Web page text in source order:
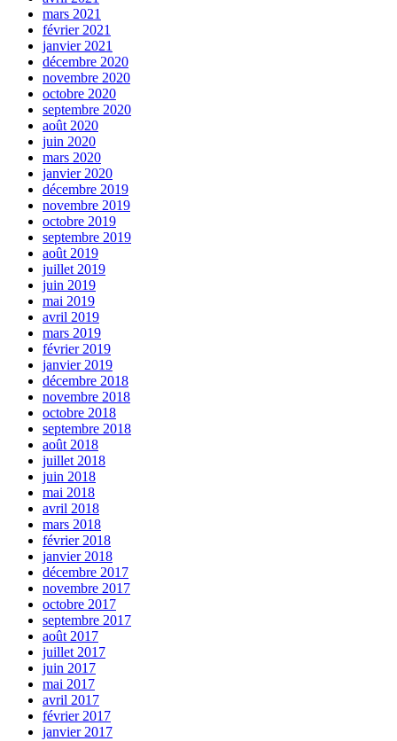
mars 2021
février 2021
janvier 2021
décembre 2020
novembre 2020
octobre 2020
septembre 2020
août 2020
juin 2020
mars 2020
janvier 2020
décembre 2019
novembre 2019
octobre 2019
septembre 2019
août 2019
juillet 2019
juin 2019
mai 2019
avril 2019
mars 2019
février 2019
janvier 2019
décembre 2018
novembre 2018
octobre 2018
septembre 2018
août 2018
juillet 2018
juin 2018
mai 2018
avril 2018
mars 2018
février 2018
janvier 2018
décembre 2017
novembre 2017
octobre 2017
septembre 2017
août 2017
juillet 2017
juin 2017
mai 2017
avril 2017
février 2017
janvier 2017